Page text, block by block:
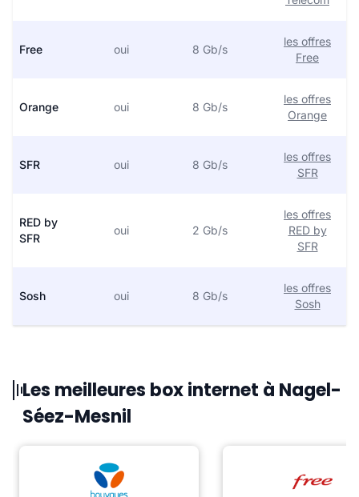
Free oui 8 Gb/s
les offres
Free
Orange oui 8 Gb/s
les offres
Orange
SFR oui 8 Gb/s
les offres
SFR
RED by
SFR
oui 2 Gb/s
les offres
RED by
SFR
Sosh oui 8 Gb/s
les offres
Sosh
Les meilleures box internet à Nagel-
Séez-Mesnil